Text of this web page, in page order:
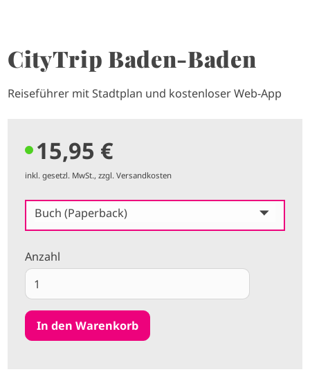
CityTrip Baden-Baden
Reiseführer mit Stadtplan und kostenloser Web-App
15,95 €
inkl. gesetzl. MwSt., zzgl. Versandkosten
Buch (Paperback)
Anzahl